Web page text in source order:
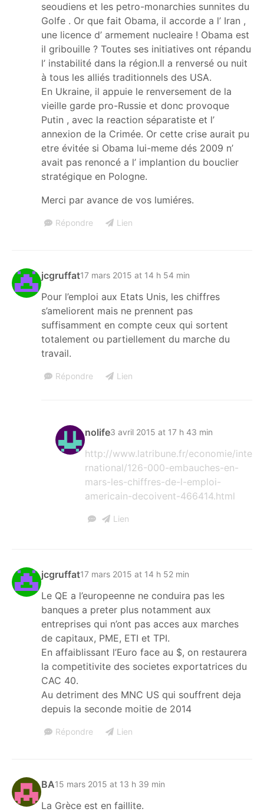
seoudiens et les petro-monarchies sunnites du
Golfe . Or que fait Obama, il accorde a l’ Iran ,
une licence d’ armement nucleaire ! Obama est
il gribouille ? Toutes ses initiatives ont répandu
l’ instabilité dans la région.Il a renversé ou nuit
à tous les alliés traditionnels des USA.
En Ukraine, il appuie le renversement de la
vieille garde pro-Russie et donc provoque
Putin , avec la reaction séparatiste et l’
annexion de la Crimée. Or cette crise aurait pu
etre évitée si Obama lui-meme dés 2009 n’
avait pas renoncé a l’ implantion du bouclier
stratégique en Pologne.
Merci par avance de vos lumiéres.
Répondre Lien
jcgruffat17 mars 2015 at 14 h 54 min
Pour l’emploi aux Etats Unis, les chiffres
s’ameliorent mais ne prennent pas
suffisamment en compte ceux qui sortent
totalement ou partiellement du marche du
travail.
Répondre Lien
nolife3 avril 2015 at 17 h 43 min
http://www.latribune.fr/economie/inte
rnational/126-000-embauches-en-
mars-les-chiffres-de-l-emploi-
americain-decoivent-466414.html
Lien
jcgruffat17 mars 2015 at 14 h 52 min
Le QE a l’europeenne ne conduira pas les
banques a preter plus notamment aux
entreprises qui n’ont pas acces aux marches
de capitaux, PME, ETI et TPI.
En affaiblissant l’Euro face au $, on restaurera
la competitivite des societes exportatrices du
CAC 40.
Au detriment des MNC US qui souffrent deja
depuis la seconde moitie de 2014
Répondre Lien
BA15 mars 2015 at 13 h 39 min
La Grèce est en faillite.